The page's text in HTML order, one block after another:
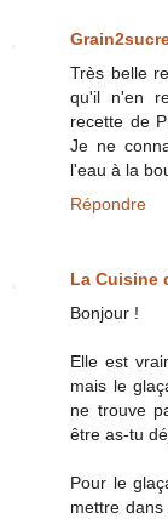
Très belle
qu'il n'en
recette de
Je ne
l'eau à la
Répondre
La Cuisine
Bonjour !
Elle est
mais le
ne trouve
être as-tu
Pour le
mettre